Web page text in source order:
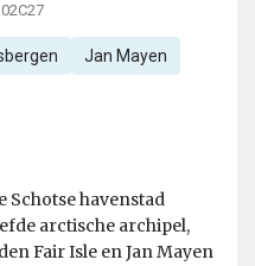
Jan Mayen
Schotse havenstad
arctische archipel,
Fair Isle en Jan Mayen